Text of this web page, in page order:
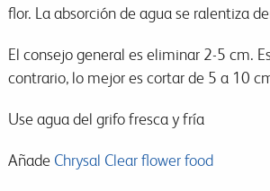
flor. La absorción de agua se ralentiza
El consejo general es eliminar 2-5 cm.
contrario, lo mejor es cortar de 5 a 10
Use agua del grifo fresca y fría
Añade Chrysal Clear flower food